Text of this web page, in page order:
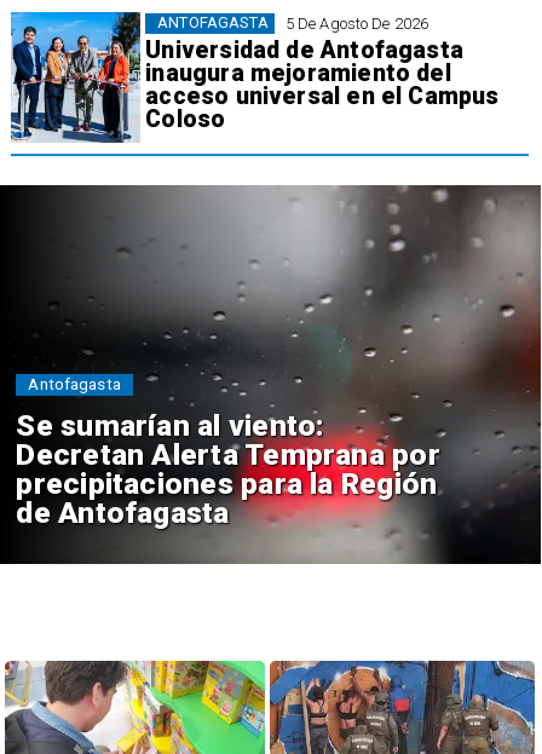
5 De Agosto De 2026
Universidad de Antofagasta
inaugura mejoramiento del
acceso universal en el Campus
Coloso
ANTOFAGASTA
Se sumarían al viento:
Decretan Alerta Temprana por
precipitaciones para la Región
de Antofagasta
Antofagasta